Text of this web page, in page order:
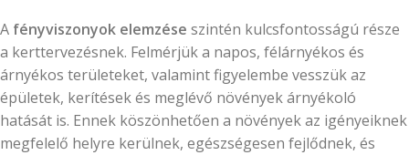
A fényviszonyok elemzése szintén kulcsfontosságú része
a kerttervezésnek. Felmérjük a napos, félárnyékos és
árnyékos területeket, valamint figyelembe vesszük az
épületek, kerítések és meglévő növények árnyékoló
hatását is. Ennek köszönhetően a növények az igényeiknek
megfelelő helyre kerülnek, egészségesen fejlődnek, és